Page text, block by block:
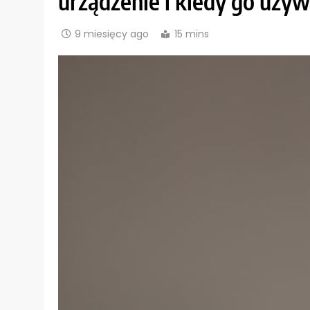
9 miesięcy ago 15 mins